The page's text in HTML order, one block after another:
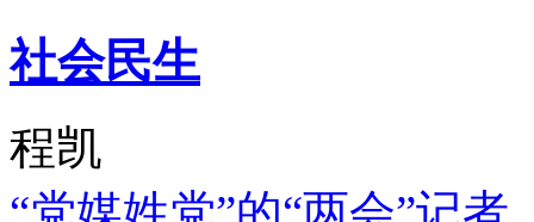
社会民生
程凯